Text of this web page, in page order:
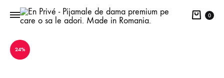
Cart
0
24%